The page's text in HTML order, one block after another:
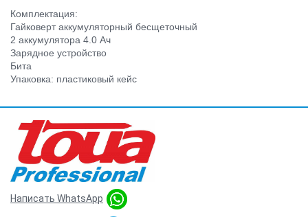
Комплектация:
Гайковерт аккумуляторный бесщеточный
2 аккумулятора 4.0 Ач
Зарядное устройство
Бита
Упаковка: пластиковый кейс
Написать WhatsApp